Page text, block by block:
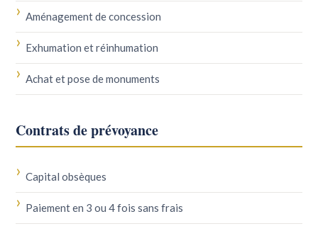
Aménagement de concession
Exhumation et réinhumation
Achat et pose de monuments
Contrats de prévoyance
Capital obsèques
Paiement en 3 ou 4 fois sans frais